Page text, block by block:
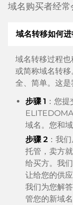
域名购买者经常
域名转移如何进
域名转移过程
或简称域名转
全、简单。这是
步骤 1 ：您
域名。您和
步骤 2 ：我
托管，卖方
给买方。我
让给您的供
我们为您解
管您的新域